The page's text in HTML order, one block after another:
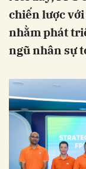
chiến lược
nhằm phát
ngũ nhân sự